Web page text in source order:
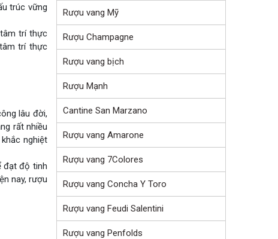
trúc vững
trí thực
trí thực
lâu đời,
rất nhiều
nghiệt
đạt độ tinh
nay, rượu
Rượu vang Mỹ
Rượu Champagne
Rượu vang bịch
Rượu Mạnh
Cantine San Marzano
Rượu vang Amarone
Rượu vang 7Colores
Rượu vang Concha Y Toro
Rượu vang Feudi Salentini
Rượu vang Penfolds